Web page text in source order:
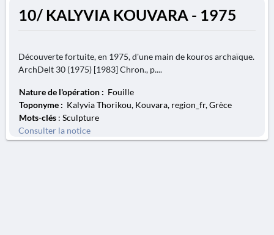
10/ KALYVIA KOUVARA - 1975
Découverte fortuite, en 1975, d'une main de kouros archaïque.
ArchDelt 30 (1975) [1983] Chron., p....
Nature de l'opération : Fouille
Toponyme : Kalyvia Thorikou, Kouvara, region_fr, Grèce
Mots-clés : Sculpture
Consulter la notice